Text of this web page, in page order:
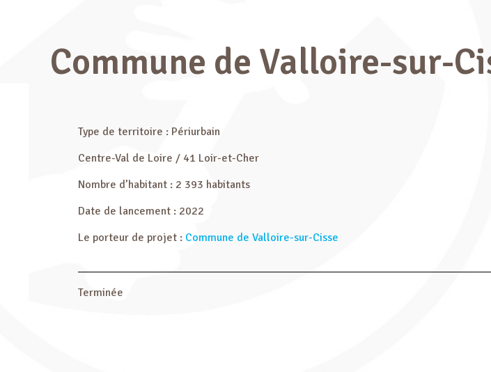
Commune de Valloire-sur-
Type de territoire : Périurbain
Centre-Val de Loire / 41 Loir-et-Cher
Nombre d’habitant : 2 393 habitants
Date de lancement : 2022
Le porteur de projet : Commune de Valloire-sur-Cisse
Terminée